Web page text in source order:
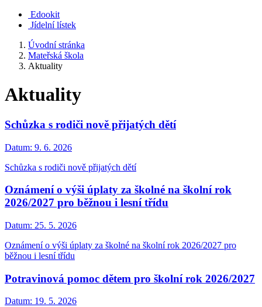
Edookit
Jídelní lístek
Úvodní stránka
Mateřská škola
Aktuality
Aktuality
Schůzka s rodiči nově přijatých dětí
Datum: 9. 6. 2026
Schůzka s rodiči nově přijatých dětí
Oznámení o výši úplaty za školné na školní rok
2026/2027 pro běžnou i lesní třídu
Datum: 25. 5. 2026
Oznámení o výši úplaty za školné na školní rok 2026/2027 pro
běžnou i lesní třídu
Potravinová pomoc dětem pro školní rok 2026/2027
Datum: 19. 5. 2026